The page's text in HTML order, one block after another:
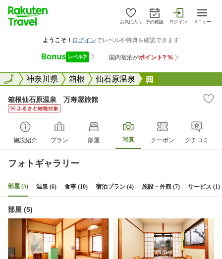
お気に入り 予約確認 ログイン メニュー
全国神奈川県 箱根 仙石原温泉
全国
箱根仙石原温泉 万寿屋旅館
施設紹介 プラン 部屋 写真 クーポン クチコミ
フォトギャラリー
部屋 (5) 温泉 (6) 食事 (10) 宿泊プラン (4) 施設・外観 (7) サービス (1)
部屋 (5)